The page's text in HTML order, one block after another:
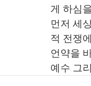
게 하심
먼저 세
적 전쟁
언약을
예수 그